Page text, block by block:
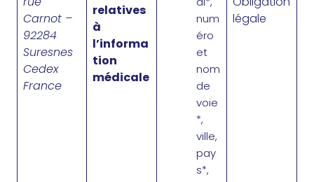
Carnot –
92284
Suresnes
Cedex
France
relatives
à
l’informa
tion
médicale
num
éro
et
nom
de
voie
*,
ville,
pay
s*,
légale